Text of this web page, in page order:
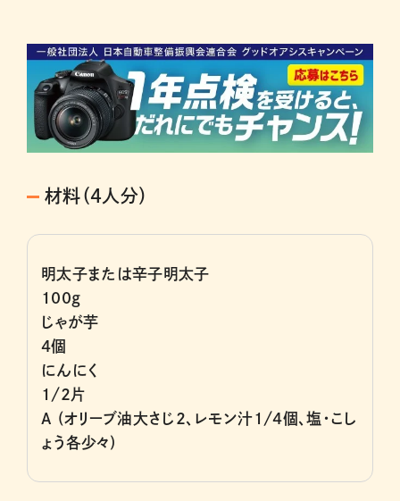
材料（4人分）
明太子または辛子明太子
100g
じゃが芋
4個
にんにく
1/2片
A (オリーブ油大さじ2、レモン汁1/4個、塩・こし
ょう各少々)